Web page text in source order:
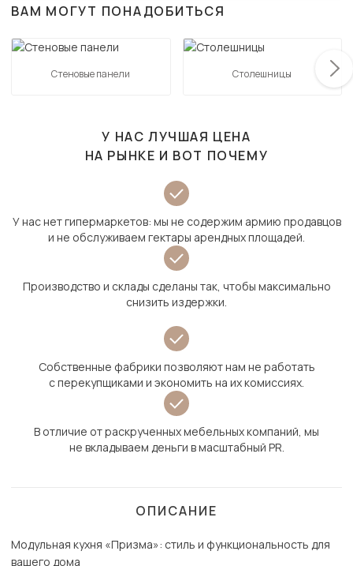
ВАМ МОГУТ ПОНАДОБИТЬСЯ
Стеновые панели Столешницы
У НАС ЛУЧШАЯ ЦЕНА
НА РЫНКЕ И ВОТ ПОЧЕМУ
У нас нет гипермаркетов: мы не содержим армию продавцов
и не обслуживаем гектары арендных площадей.
Производство и склады сделаны так, чтобы максимально
снизить издержки.
Собственные фабрики позволяют нам не работать
с перекупщиками и экономить на их комиссиях.
В отличие от раскрученных мебельных компаний, мы
не вкладываем деньги в масштабный PR.
ОПИСАНИЕ
Модульная кухня «Призма»: стиль и функциональность для
вашего дома